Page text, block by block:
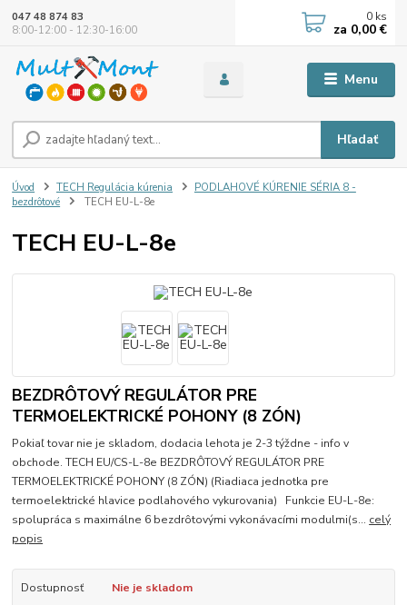
Menu
Hľadať
047 48 874 83
8:00-12:00 - 12:30-16:00
0 ks
za 0,00 €
Úvod TECH Regulácia kúrenia
PODLAHOVÉ KÚRENIE SÉRIA 8 -
bezdrôtové
TECH EU-L-8e
TECH EU-L-8e
BEZDRÔTOVÝ REGULÁTOR PRE
TERMOELEKTRICKÉ POHONY (8 ZÓN)
Pokiaľ tovar nie je skladom, dodacia lehota je 2-3 týždne - info v
obchode. TECH EU/CS-L-8e BEZDRÔTOVÝ REGULÁTOR PRE
TERMOELEKTRICKÉ POHONY (8 ZÓN) (Riadiaca jednotka pre
termoelektrické hlavice podlahového vykurovania) Funkcie EU-L-8e:
spolupráca s maximálne 6 bezdrôtovými vykonávacími modulmi(s... celý
popis
Dostupnosť
Nie je skladom